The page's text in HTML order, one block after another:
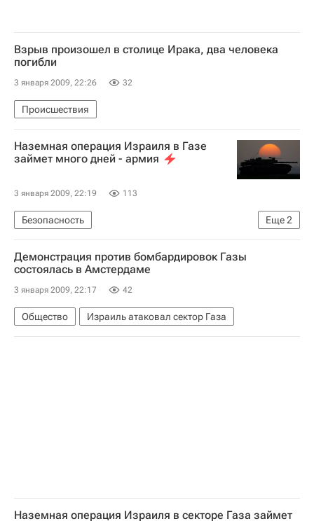
Взрыв произошел в столице Ирака, два человека
погибли
3 января 2009, 22:26 32
Происшествия
Наземная операция Израиля в Газе
займет много дней - армия
3 января 2009, 22:19 113
Еще2
Безопасность
Наземная операция Израиля в секторе Газа
Израиль атаковал сектор Газа
Демонстрация против бомбардировок Газы
состоялась в Амстердаме
3 января 2009, 22:17 42
Общество Израиль атаковал сектор Газа
Наземная операция Израиля в секторе Газа займет